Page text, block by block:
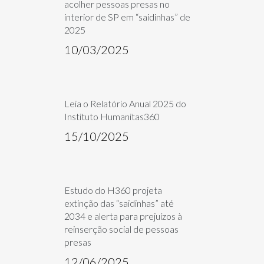
acolher pessoas presas no
interior de SP em “saidinhas” de
2025
10/03/2025
Leia o Relatório Anual 2025 do
Instituto Humanitas360
15/10/2025
Estudo do H360 projeta
extinção das “saidinhas” até
2034 e alerta para prejuízos à
reinserção social de pessoas
presas